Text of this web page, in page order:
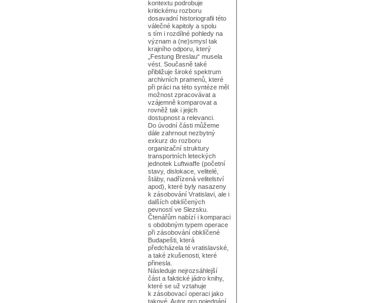
kontextu podrobuje
kritickému rozboru
dosavadní historiografii této
válečné kapitoly a spolu
s tím i rozdílné pohledy na
význam a (ne)smysl tak
krajního odporu, který
„Festung Breslau“ musela
vést. Současně také
přibližuje široké spektrum
archivních pramenů, které
při práci na této syntéze měl
možnost zpracovávat a
vzájemně komparovat a
rovněž tak i jejich
dostupnost a relevanci.
Do úvodní části můžeme
dále zahrnout nezbytný
exkurz do rozboru
organizační struktury
transportních leteckých
jednotek Luftwaffe (početní
stavy, dislokace, velitelé,
štáby, nadřízená velitelství
apod), které byly nasazeny
k zásobování Vratislavi, ale i
dalších obklíčených
pevností ve Slezsku.
Čtenářům nabízí i komparaci
s obdobným typem operace
při zásobování obklíčené
Budapešti, která
předcházela té vratislavské,
a také zkušenosti, které
přinesla.
Následuje nejrozsáhlejší
část a faktické jádro knihy,
které se už vztahuje
k zásobovací operaci jako
takové. Autor pro pojednání